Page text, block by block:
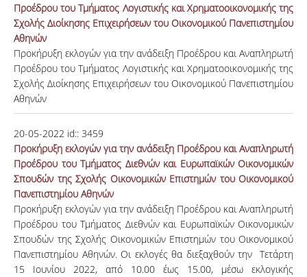
Προέδρου του Τμήματος Λογιστικής και Χρηματοοικονομικής της
Σχολής Διοίκησης Επιχειρήσεων του Οικονομικού Πανεπιστημίου
Αθηνών
Προκήρυξη εκλογών για την ανάδειξη Προέδρου και Αναπληρωτή
Προέδρου του Τμήματος Λογιστικής και Χρηματοοικονομικής της
Σχολής Διοίκησης Επιχειρήσεων του Οικονομικού Πανεπιστημίου
Αθηνών
20-05-2022 id:: 3459
Προκήρυξη εκλογών για την ανάδειξη Προέδρου και Αναπληρωτή
Προέδρου του Τμήματος Διεθνών και Ευρωπαϊκών Οικονομικών
Σπουδών της Σχολής Οικονομικών Επιστημών του Οικονομικού
Πανεπιστημίου Αθηνών
Προκήρυξη εκλογών για την ανάδειξη Προέδρου και Αναπληρωτή
Προέδρου του Τμήματος Διεθνών και Ευρωπαϊκών Οικονομικών
Σπουδών της Σχολής Οικονομικών Επιστημών του Οικονομικού
Πανεπιστημίου Αθηνών. Οι εκλογές θα διεξαχθούν την Τετάρτη
15 Ιουνίου 2022, από 10.00 έως 15.00, μέσω εκλογικής